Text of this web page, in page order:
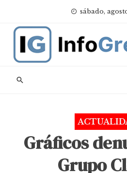
content
sábado,
Gráficos
Grupo